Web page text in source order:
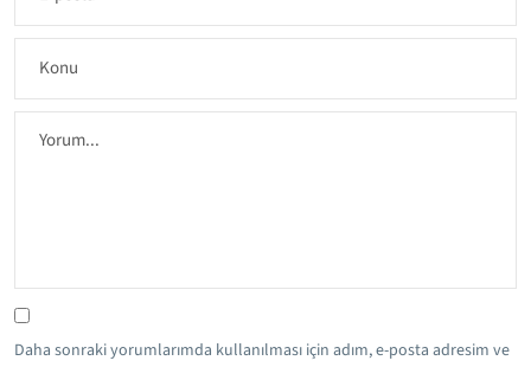
Daha sonraki yorumlarımda kullanılması için adım, e-posta adresim ve